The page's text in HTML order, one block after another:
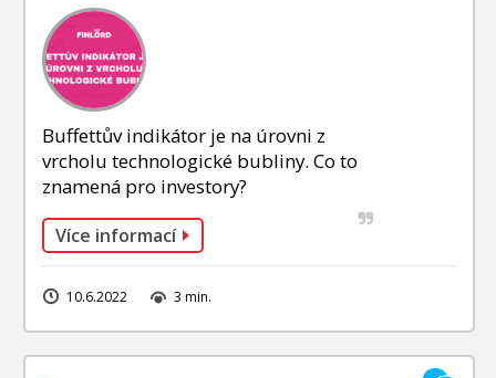
Buffettův indikátor je na úrovni z
vrcholu technologické bubliny. Co to
znamená pro investory?
Více informací
10.6.2022 3 min.